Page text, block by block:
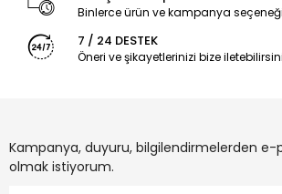
Binlerce ürün ve kampanya seçeneği
7 / 24 DESTEK
Öneri ve şikayetlerinizi bize
Kampanya, duyuru, bilgilendirmelerden
olmak istiyorum.